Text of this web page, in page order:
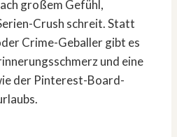
großem Gefühl,
Crush schreit. Statt
Crime-Geballer gibt es
und eine
der Pinterest-Board-